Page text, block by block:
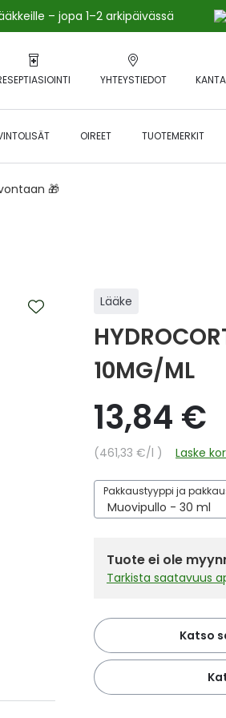
– jopa 1–2 arkipäivässä
YHTEYSTIEDOT
OIREET TUOTEMERKIT
🎁
Lääke
10MG/ML
13,84 €
Yksikköhinta
461,33 €/l Laske
Pakkaustyyppi ja
Tuote ei ole
Tarkista saatavuus
Katso